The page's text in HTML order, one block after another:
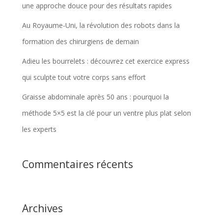
une approche douce pour des résultats rapides
Au Royaume-Uni, la révolution des robots dans la
formation des chirurgiens de demain
Adieu les bourrelets : découvrez cet exercice express
qui sculpte tout votre corps sans effort
Graisse abdominale après 50 ans : pourquoi la
méthode 5×5 est la clé pour un ventre plus plat selon
les experts
Commentaires récents
Archives